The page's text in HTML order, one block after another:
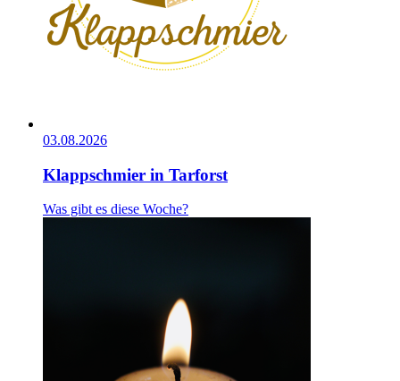
03.08.2026
Klappschmier in Tarforst
Was gibt es diese Woche?